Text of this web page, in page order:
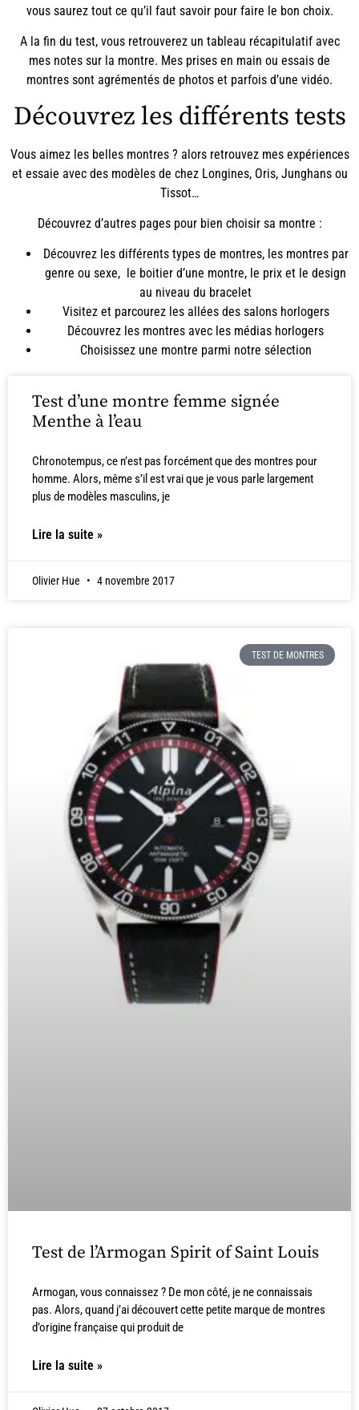
vous saurez tout ce qu’il faut savoir pour faire le bon choix.
A la fin du test, vous retrouverez un tableau récapitulatif avec
mes notes sur la montre. Mes prises en main ou essais de
montres sont agrémentés de photos et parfois d’une vidéo.
Découvrez les différents tests
Vous aimez les belles montres ? alors retrouvez mes expériences
et essaie avec des modèles de chez Longines, Oris, Junghans ou
Tissot…
Découvrez d’autres pages pour bien choisir sa montre :
Découvrez les différents types de montres, les montres par
genre ou sexe, le boitier d’une montre, le prix et le design
au niveau du bracelet
Visitez et parcourez les allées des salons horlogers
Découvrez les montres avec les médias horlogers
Choisissez une montre parmi notre sélection
Test d’une montre femme signée
Menthe à l’eau
Chronotempus, ce n’est pas forcément que des montres pour
homme. Alors, même s’il est vrai que je vous parle largement
plus de modèles masculins, je
Lire la suite »
Olivier Hue 4 novembre 2017
TEST DE MONTRES
Test de l’Armogan Spirit of Saint Louis
Armogan, vous connaissez ? De mon côté, je ne connaissais
pas. Alors, quand j’ai découvert cette petite marque de montres
d’origine française qui produit de
Lire la suite »